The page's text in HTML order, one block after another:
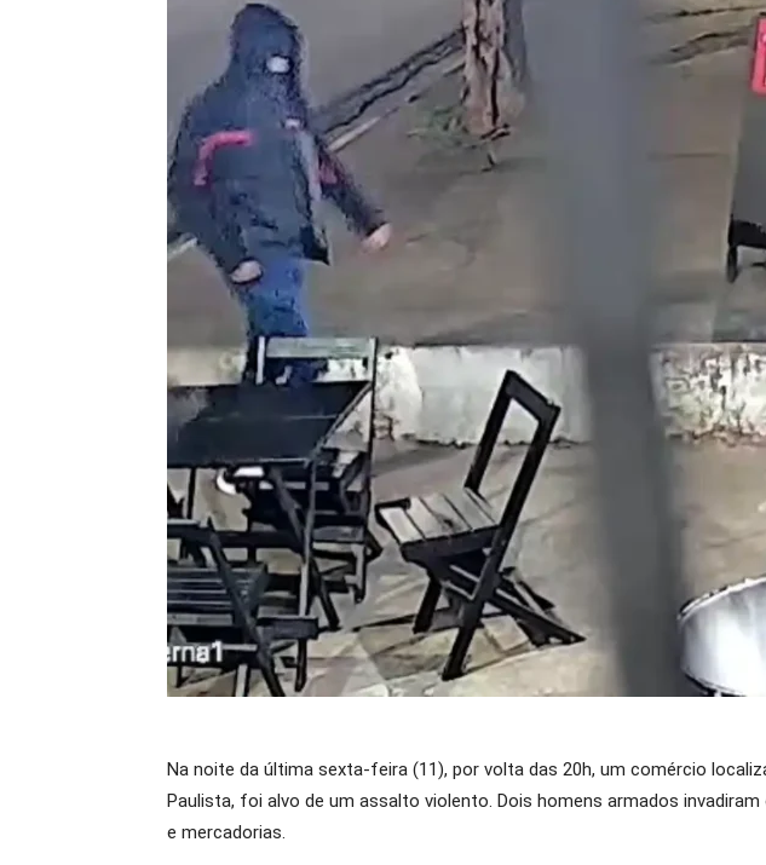
Na noite da última sexta-feira (11), por volta das 20h, um comércio
Paulista, foi alvo de um assalto violento. Dois homens armados
e mercadorias.